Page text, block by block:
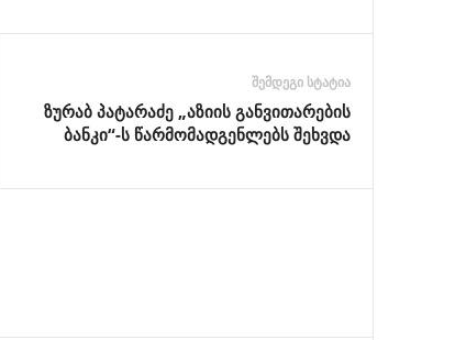
შემდეგი სტატია
ზურაბ პატარაძე „აზიის განვითარების
ბანკი“-ს წარმომადგენლებს შეხვდა